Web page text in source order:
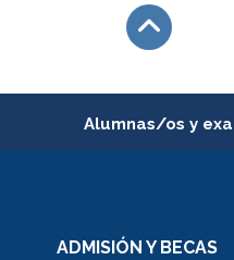
Alumnas/os y
Consulta y certificado
ADMISIÓN Y BECAS